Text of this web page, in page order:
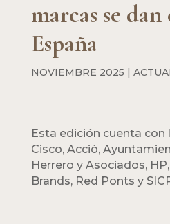
marcas se
España
NOVIEMBRE 2025 |
Esta edición cuenta con
Cisco, Acció,
Herrero y Asociados,
Brands, Red Ponts y